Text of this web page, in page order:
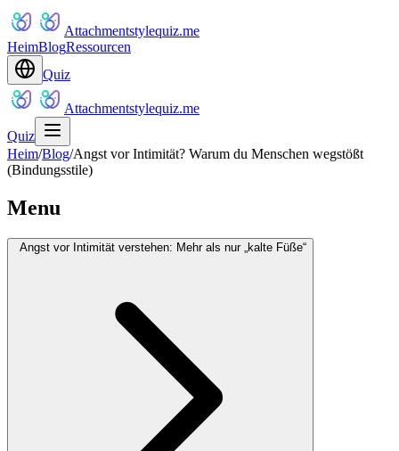
Attachmentstylequiz.me
HeimBlogRessourcen
Quiz
Attachmentstylequiz.me
Quiz
Heim/Blog/Angst vor Intimität? Warum du Menschen wegstößt
(Bindungsstile)
Menu
Angst vor Intimität verstehen: Mehr als nur „kalte Füße“